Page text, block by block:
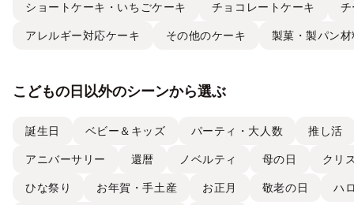
ショートケーキ・いちごケーキ チョコレートケーキ
アレルギー対応ケーキ その他のケーキ 製菓・製パン
こどもの日以外のシーンから選ぶ
誕生日 ベビー＆キッズ パーティ・大人数 推し活
アニバーサリー 還暦 ノベルティ 母の日 クリ
ひな祭り お年賀・手土産 お正月 敬老の日 ハ